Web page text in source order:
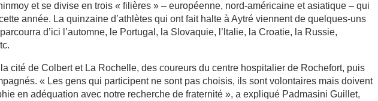
et se divise en trois « filières » – européenne, nord-américaine et asiatique – qui
année. La quinzaine d’athlètes qui ont fait halte à Aytré viennent de quelques-uns
d’ici l’automne, le Portugal, la Slovaquie, l’ltalie, la Croatie, la Russie,
cité de Colbert et La Rochelle, des coureurs du centre hospitalier de Rochefort, puis
« Les gens qui participent ne sont pas choisis, ils sont volontaires mais doivent
en adéquation avec notre recherche de fraternité », a expliqué Padmasini Guillet,